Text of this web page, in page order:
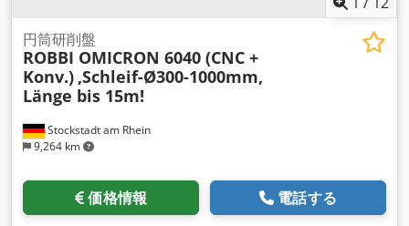
Stockstadt am Rhein
9,264 km
円筒研削盤
ROBBI OMICRON 6040 (CNC +
Konv.) ,Schleif-Ø300-1000mm,
Länge bis 15m!
価格情報 電話する